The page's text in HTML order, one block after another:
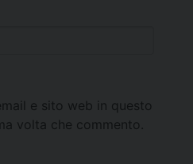
e sito web in questo
volta che commento.